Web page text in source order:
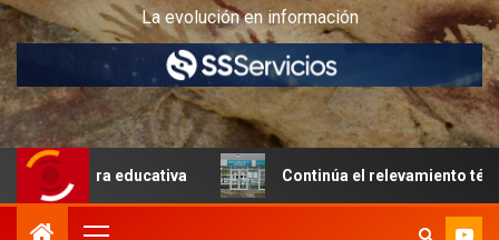
La evolución en información
educativa Continúa el relevamiento técnico en